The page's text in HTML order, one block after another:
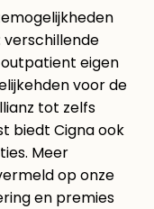
eigen
voor de
tot zelfs
biedt Cigna ook
Meer
op onze
en premies